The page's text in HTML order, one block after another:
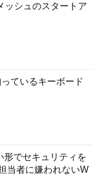
ッシュのスタートア
ているキーボード
形でセキュリティを
当者に嫌われないW